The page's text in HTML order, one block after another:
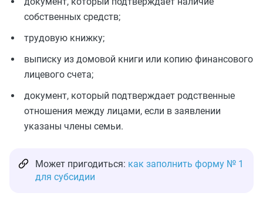
собственных средств;
трудовую книжку;
выписку из домовой книги или копию финансового
лицевого счета;
документ, который подтверждает родственные
отношения между лицами, если в заявлении
указаны члены семьи.
Может пригодиться: как заполнить форму № 1
для субсидии